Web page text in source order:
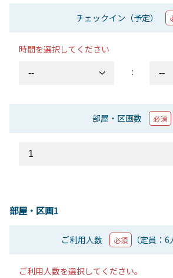
チェックイン（予定）
時間を選択してください
：
部屋・区画数 必須
部屋・区画1
ご利用人数 必須 （定員：6
ご利用人数を選択してください。